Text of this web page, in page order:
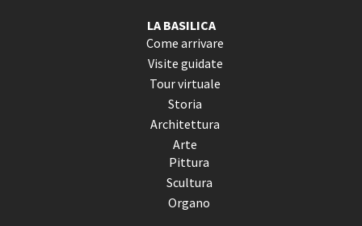
LA BASILICA
Come arrivare
Visite guidate
Tour virtuale
Storia
Architettura
Arte
Pittura
Scultura
Organo